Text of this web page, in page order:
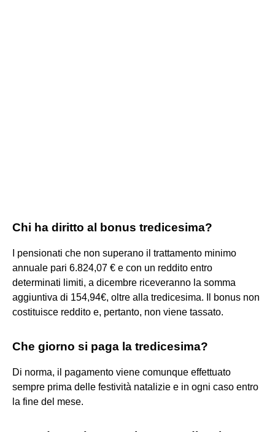
Chi ha diritto al bonus tredicesima?
I pensionati che non superano il trattamento minimo
annuale pari 6.824,07 € e con un reddito entro
determinati limiti, a dicembre riceveranno la somma
aggiuntiva di 154,94€, oltre alla tredicesima. Il bonus non
costituisce reddito e, pertanto, non viene tassato.
Che giorno si paga la tredicesima?
Di norma, il pagamento viene comunque effettuato
sempre prima delle festività natalizie e in ogni caso entro
la fine del mese.